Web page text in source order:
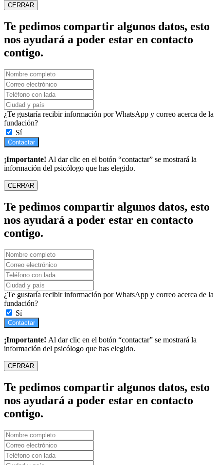
CERRAR
Te pedimos compartir algunos datos, esto
nos ayudará a poder estar en contacto
contigo.
¿Te gustaría recibir información por WhatsApp y correo acerca de la
fundación?
Sí
Contactar
¡Importante! Al dar clic en el botón “contactar” se mostrará la
información del psicólogo que has elegido.
CERRAR
Te pedimos compartir algunos datos, esto
nos ayudará a poder estar en contacto
contigo.
¿Te gustaría recibir información por WhatsApp y correo acerca de la
fundación?
Sí
Contactar
¡Importante! Al dar clic en el botón “contactar” se mostrará la
información del psicólogo que has elegido.
CERRAR
Te pedimos compartir algunos datos, esto
nos ayudará a poder estar en contacto
contigo.